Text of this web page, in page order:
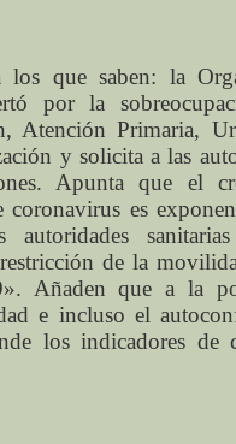
los que saben: la
por la
Atención Primaria,
y solicita a las
Apunta que el
coronavirus es
de la
Añaden que a la
e incluso el
los indicadores de